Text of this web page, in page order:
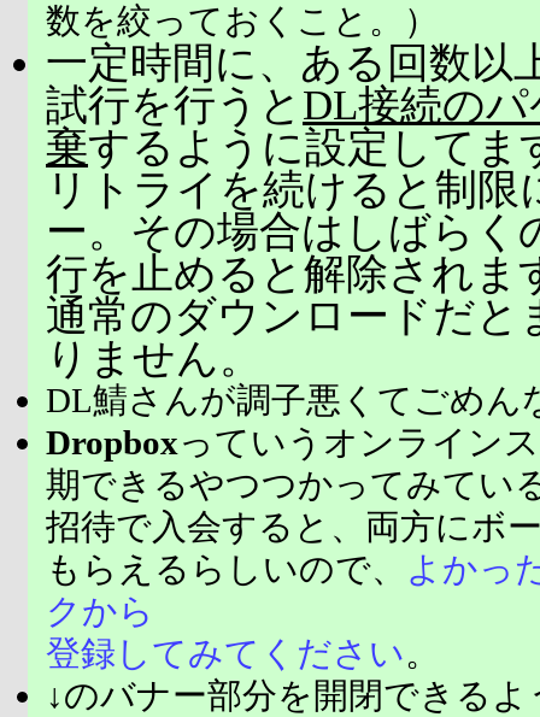
数を絞っておくこと。）
一定時間に、ある回数以
試行を行うと DL接続の
棄するように設定してま
リトライを続けると制限
ー。その場合はしばらく
行を止めると解除されま
通常のダウンロードだと
りません。
DL鯖さんが調子悪くてごめん
Dropboxっていうオンライン
期できるやつつかってみてい
招待で入会すると、両方にボ
もらえるらしいので、
よかっ
クから
登録してみてください。
↓のバナー部分を開閉できる